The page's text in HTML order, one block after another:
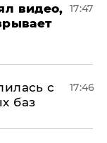
видео, 17:47
с
баз
17:46